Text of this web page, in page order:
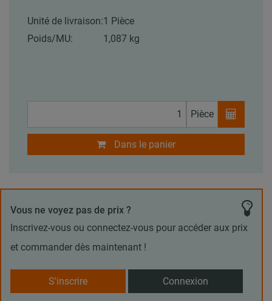
Unité de livraison:1 Pièce
Poids/MU:
1,087 kg
Pièce
Dans le panier
Vous ne voyez pas de prix ?
Inscrivez-vous ou connectez-vous pour accéder aux prix
et commander dès maintenant !
S'inscrire Connexion